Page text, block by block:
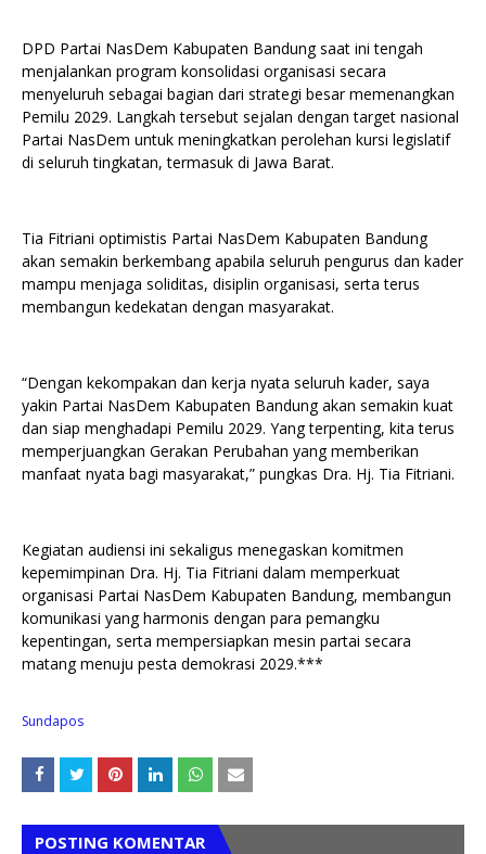
DPD Partai NasDem Kabupaten Bandung saat ini tengah
menjalankan program konsolidasi organisasi secara
menyeluruh sebagai bagian dari strategi besar memenangkan
Pemilu 2029. Langkah tersebut sejalan dengan target nasional
Partai NasDem untuk meningkatkan perolehan kursi legislatif
di seluruh tingkatan, termasuk di Jawa Barat.
Tia Fitriani optimistis Partai NasDem Kabupaten Bandung
akan semakin berkembang apabila seluruh pengurus dan kader
mampu menjaga soliditas, disiplin organisasi, serta terus
membangun kedekatan dengan masyarakat.
“Dengan kekompakan dan kerja nyata seluruh kader, saya
yakin Partai NasDem Kabupaten Bandung akan semakin kuat
dan siap menghadapi Pemilu 2029. Yang terpenting, kita terus
memperjuangkan Gerakan Perubahan yang memberikan
manfaat nyata bagi masyarakat,” pungkas Dra. Hj. Tia Fitriani.
Kegiatan audiensi ini sekaligus menegaskan komitmen
kepemimpinan Dra. Hj. Tia Fitriani dalam memperkuat
organisasi Partai NasDem Kabupaten Bandung, membangun
komunikasi yang harmonis dengan para pemangku
kepentingan, serta mempersiapkan mesin partai secara
matang menuju pesta demokrasi 2029.***
Sundapos
POSTING KOMENTAR